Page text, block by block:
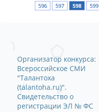
596
597 598 599
Организатор конкурса:
Всероссийское СМИ
"Талантоха
(talantoha.ru)".
Свидетельство о
регистрации ЭЛ № ФС